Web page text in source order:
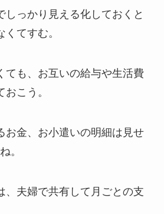
しっかり見える化しておくと
てすむ。
ても、お互いの給与や生活費
こう。
お金、お小遣いの明細は見せ
。
、夫婦で共有して月ごとの支